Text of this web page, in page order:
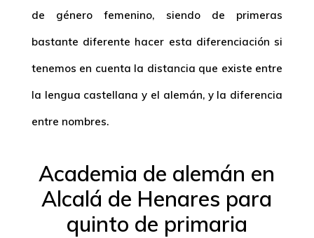
de género femenino, siendo de primeras
bastante diferente hacer esta diferenciación si
tenemos en cuenta la distancia que existe entre
la lengua castellana y el alemán, y la diferencia
entre nombres.
Academia de alemán en
Alcalá de Henares para
quinto de primaria